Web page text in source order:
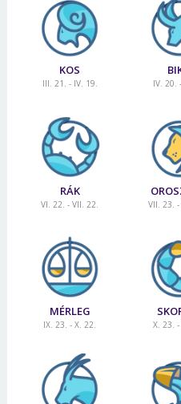
KOS
III. 21. - IV. 19. IV. 20.
RÁK
VI. 22. - VII. 22. VII. 23. -
MÉRLEG
IX. 23. - X. 22. X. 23.